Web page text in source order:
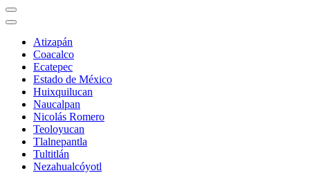
Atizapán
Coacalco
Ecatepec
Estado de México
Huixquilucan
Naucalpan
Nicolás Romero
Teoloyucan
Tlalnepantla
Tultitlán
Nezahualcóyotl